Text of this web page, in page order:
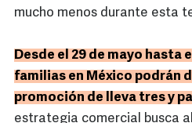
mucho menos durante esta
Desde el 29 de mayo hasta
familias en México podrán
promoción de lleva tres y
estrategia comercial busca